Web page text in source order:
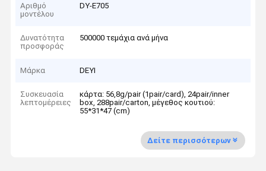
Αριθμό
μοντέλου
DY-E705
Δυνατότητα
προσφοράς
500000 τεμάχια ανά μήνα
Μάρκα DEYI
Συσκευασία
λεπτομέρειες
κάρτα: 56,8g/pair (1pair/card), 24pair/inner
box, 288pair/carton, μέγεθος κουτιού:
55*31*47 (cm)
Δείτε περισσότερων